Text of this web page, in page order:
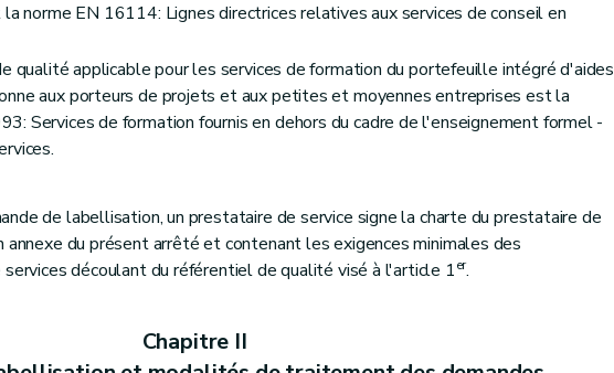
norme EN 16114: Lignes directrices relatives aux services de conseil en
qualité applicable pour les services de formation du portefeuille intégré d'aides
aux porteurs de projets et aux petites et moyennes entreprises est la
Services de formation fournis en dehors du cadre de l'enseignement formel -
de labellisation, un prestataire de service signe la charte du prestataire de
annexe du présent arrêté et contenant les exigences minimales des
découlant du référentiel de qualité visé à l'article 1er.
Chapitre II